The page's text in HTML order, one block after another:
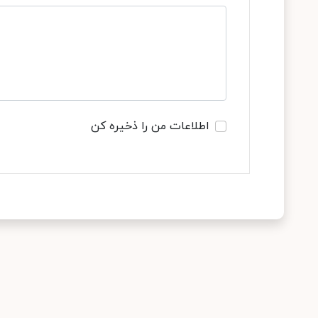
اطلاعات من را ذخیره کن